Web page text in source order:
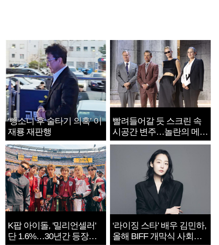
‘뺑소니 후 술타기 의혹’ 이
재룡 재판행
빨려들어갈 듯 스크린 속
시공간 변주…놀란의 메시
지는 ‘전쟁 속죄’
K팝 아이돌, '밀리언셀러'
단 1.6%…30년간 등장
‘라이징 스타’ 배우 김민하,
올해 BIFF 개막식 사회자